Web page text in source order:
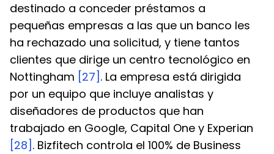
destinado a conceder préstamos a
pequeñas empresas a las que un banco les
ha rechazado una solicitud, y tiene tantos
clientes que dirige un centro tecnológico en
Nottingham [27] . La empresa está dirigida
por un equipo que incluye analistas y
diseñadores de productos que han
trabajado en Google, Capital One y Experian
[28] . Bizfitech controla el 100% de Business